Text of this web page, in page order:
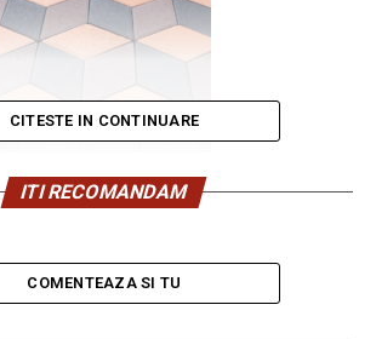
CITESTE IN CONTINUARE
ITI RECOMANDAM
COMENTEAZA SI TU